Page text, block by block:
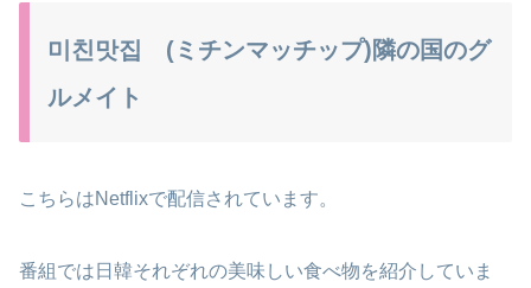
미친맛집 (ミチンマッチップ)隣の国のグ
ルメイト
こちらはNetflixで配信されています。
番組では日韓それぞれの美味しい食べ物を紹介していま